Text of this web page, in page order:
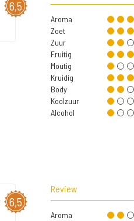
6,5
Aroma
Zoet
Zuur
Fruitig
Moutig
Kruidig
Body
Koolzuur
Alcohol
6,5
Review
Aroma